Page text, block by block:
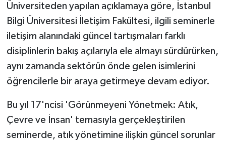
Üniversiteden yapılan açıklamaya göre, İstanbul
Bilgi Üniversitesi İletişim Fakültesi, ilgili seminerle
iletişim alanındaki güncel tartışmaları farklı
disiplinlerin bakış açılarıyla ele almayı sürdürürken,
aynı zamanda sektörün önde gelen isimlerini
öğrencilerle bir araya getirmeye devam ediyor.
Bu yıl 17'ncisi 'Görünmeyeni Yönetmek: Atık,
Çevre ve İnsan' temasıyla gerçekleştirilen
seminerde, atık yönetimine ilişkin güncel sorunlar